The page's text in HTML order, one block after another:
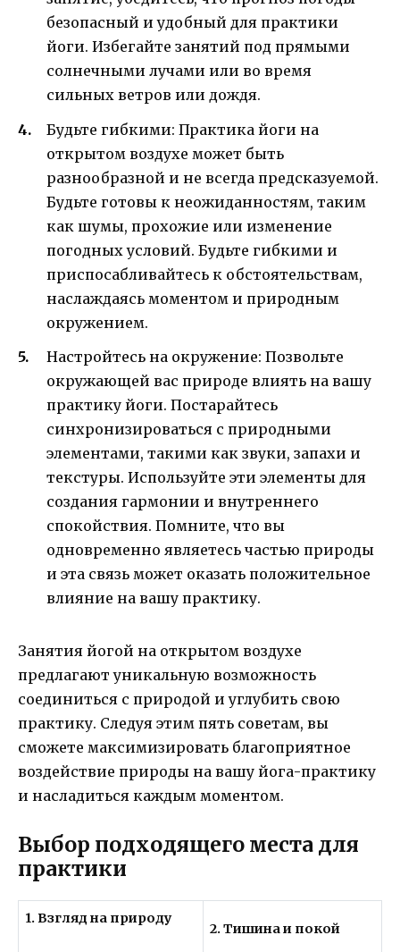
безопасный и удобный для практики
йоги. Избегайте занятий под прямыми
солнечными лучами или во время
сильных ветров или дождя.
Будьте гибкими: Практика йоги на
открытом воздухе может быть
разнообразной и не всегда предсказуемой.
Будьте готовы к неожиданностям, таким
как шумы, прохожие или изменение
погодных условий. Будьте гибкими и
приспосабливайтесь к обстоятельствам,
наслаждаясь моментом и природным
окружением.
Настройтесь на окружение: Позвольте
окружающей вас природе влиять на вашу
практику йоги. Постарайтесь
синхронизироваться с природными
элементами, такими как звуки, запахи и
текстуры. Используйте эти элементы для
создания гармонии и внутреннего
спокойствия. Помните, что вы
одновременно являетесь частью природы
и эта связь может оказать положительное
влияние на вашу практику.
Занятия йогой на открытом воздухе
предлагают уникальную возможность
соединиться с природой и углубить свою
практику. Следуя этим пять советам, вы
сможете максимизировать благоприятное
воздействие природы на вашу йога-практику
и насладиться каждым моментом.
Выбор подходящего места для
практики
1. Взгляд на природу
2. Тишина и покой